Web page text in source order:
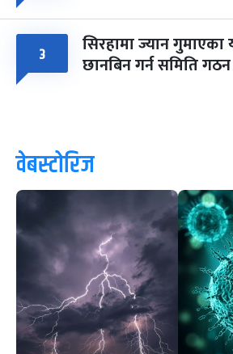
३ सिरहामा ज्यान गुमाएका
छानबिन गर्न समिति गठन
वेबस्टोरिज